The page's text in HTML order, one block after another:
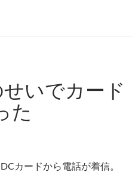
いでカード
た
カードから電話が着信。